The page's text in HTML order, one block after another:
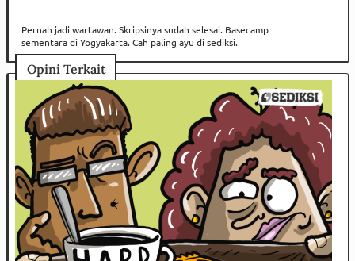
Pernah jadi wartawan. Skripsinya sudah selesai. Basecamp
sementara di Yogyakarta. Cah paling ayu di sediksi.
Opini Terkait